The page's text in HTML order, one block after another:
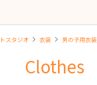
スタジオ 衣装 男の子用衣装
Clothes